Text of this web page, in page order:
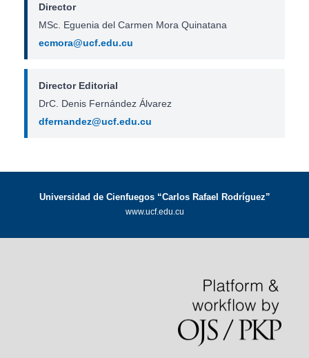
Director
MSc. Eguenia del Carmen Mora Quinatana
ecmora@ucf.edu.cu
Director Editorial
DrC. Denis Fernández Álvarez
dfernandez@ucf.edu.cu
Universidad de Cienfuegos “Carlos Rafael Rodríguez”
www.ucf.edu.cu